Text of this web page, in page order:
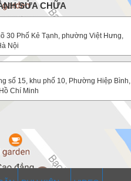
SỬA CHỮA
30 Phố Kẻ Tạnh, phường Việt Hưng,
Nội
số 15, khu phố 10, Phường Hiệp Bình,
Chí Minh